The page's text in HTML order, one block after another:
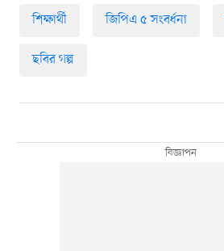
শিক্ষার্থী জিপিএ ৫ সংবর্ধনা
ছবির গল্প